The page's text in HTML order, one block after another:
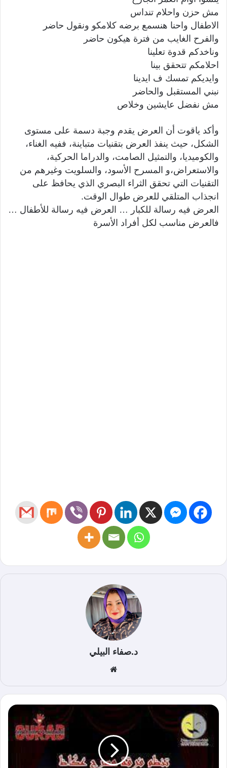
مش حزن واحلام تنداس
الاطفال واحنا هنسمع برضه كلامكو ونقول حاضر
والفرح الغايب من فترة هيكون حاضر
وناخدكم قدوة تعلينا
احلامكم تتحقق بينا
وايديكم تمسك ف ايدينا
نبني المستقبل والحاضر
مش نفضل عايشين وخلاص
وأكد ياقوت أن العرض يقدم وجبة دسمة على مستوى
الشكل، حيث ينفذ العرض بتقنيات متباينة، ففيه الغناء،
والكوميديا، والتمثيل الصامت، والدراما الحركية،
والاستعراض،و المسرح الأسود، والسلويت وغيرهم من
التقنيات التي تحقق الثراء البصري الذي يحافظ على
انجذاب المتلقي للعرض طوال الوقت.
العرض فيه رسالة للكبار … العرض فيه رسالة للأطفال …
فالعرض مناسب لكل أفراد الأسرة
د.صفاء البيلي
الوي
ب